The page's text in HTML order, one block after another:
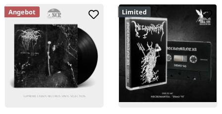
Angebot Limited